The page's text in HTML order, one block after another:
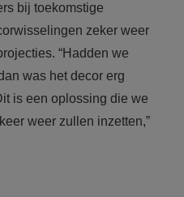
bij toekomstige
zeker weer
“Hadden we
was het decor erg
is een oplossing die we
weer zullen inzetten,”